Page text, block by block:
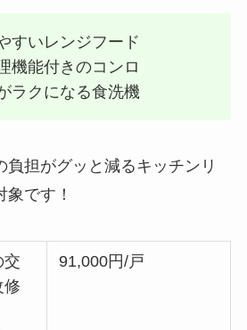
すいレンジフード
機能付きのコンロ
ラクになる食洗機
負担がグッと減るキッチンリ
です！
交
修
91,000円/戸